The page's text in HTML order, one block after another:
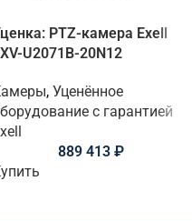
PTZ-камера Exell
U2071B-20N12
, Уценённое
с гарантией
889 413 ₽